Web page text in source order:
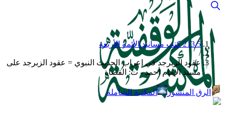
213.5 كتب مسانيد الأئمة الأربعة
/
عقود الزبرجد في إعراب الحديث النبوي = عقود الزبرجد على
مسند الإمام أحمد - ت: القضاة
الرق المنشور المكتبة الشاملة